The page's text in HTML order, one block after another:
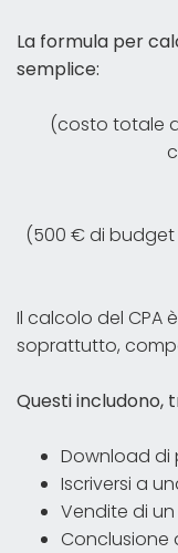
La formula per
semplice:
(costo totale
(500 € di budget
Il calcolo del CPA
soprattutto,
Questi includono,
Download di
Iscriversi a
Vendite di
Conclusione